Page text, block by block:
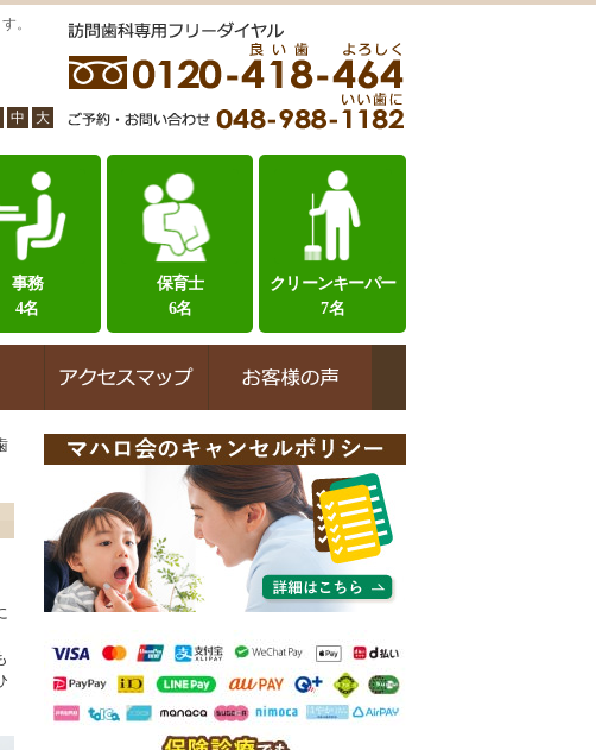
。
中 大
事務
4名
保育士
6名
クリーンキーパー
7名